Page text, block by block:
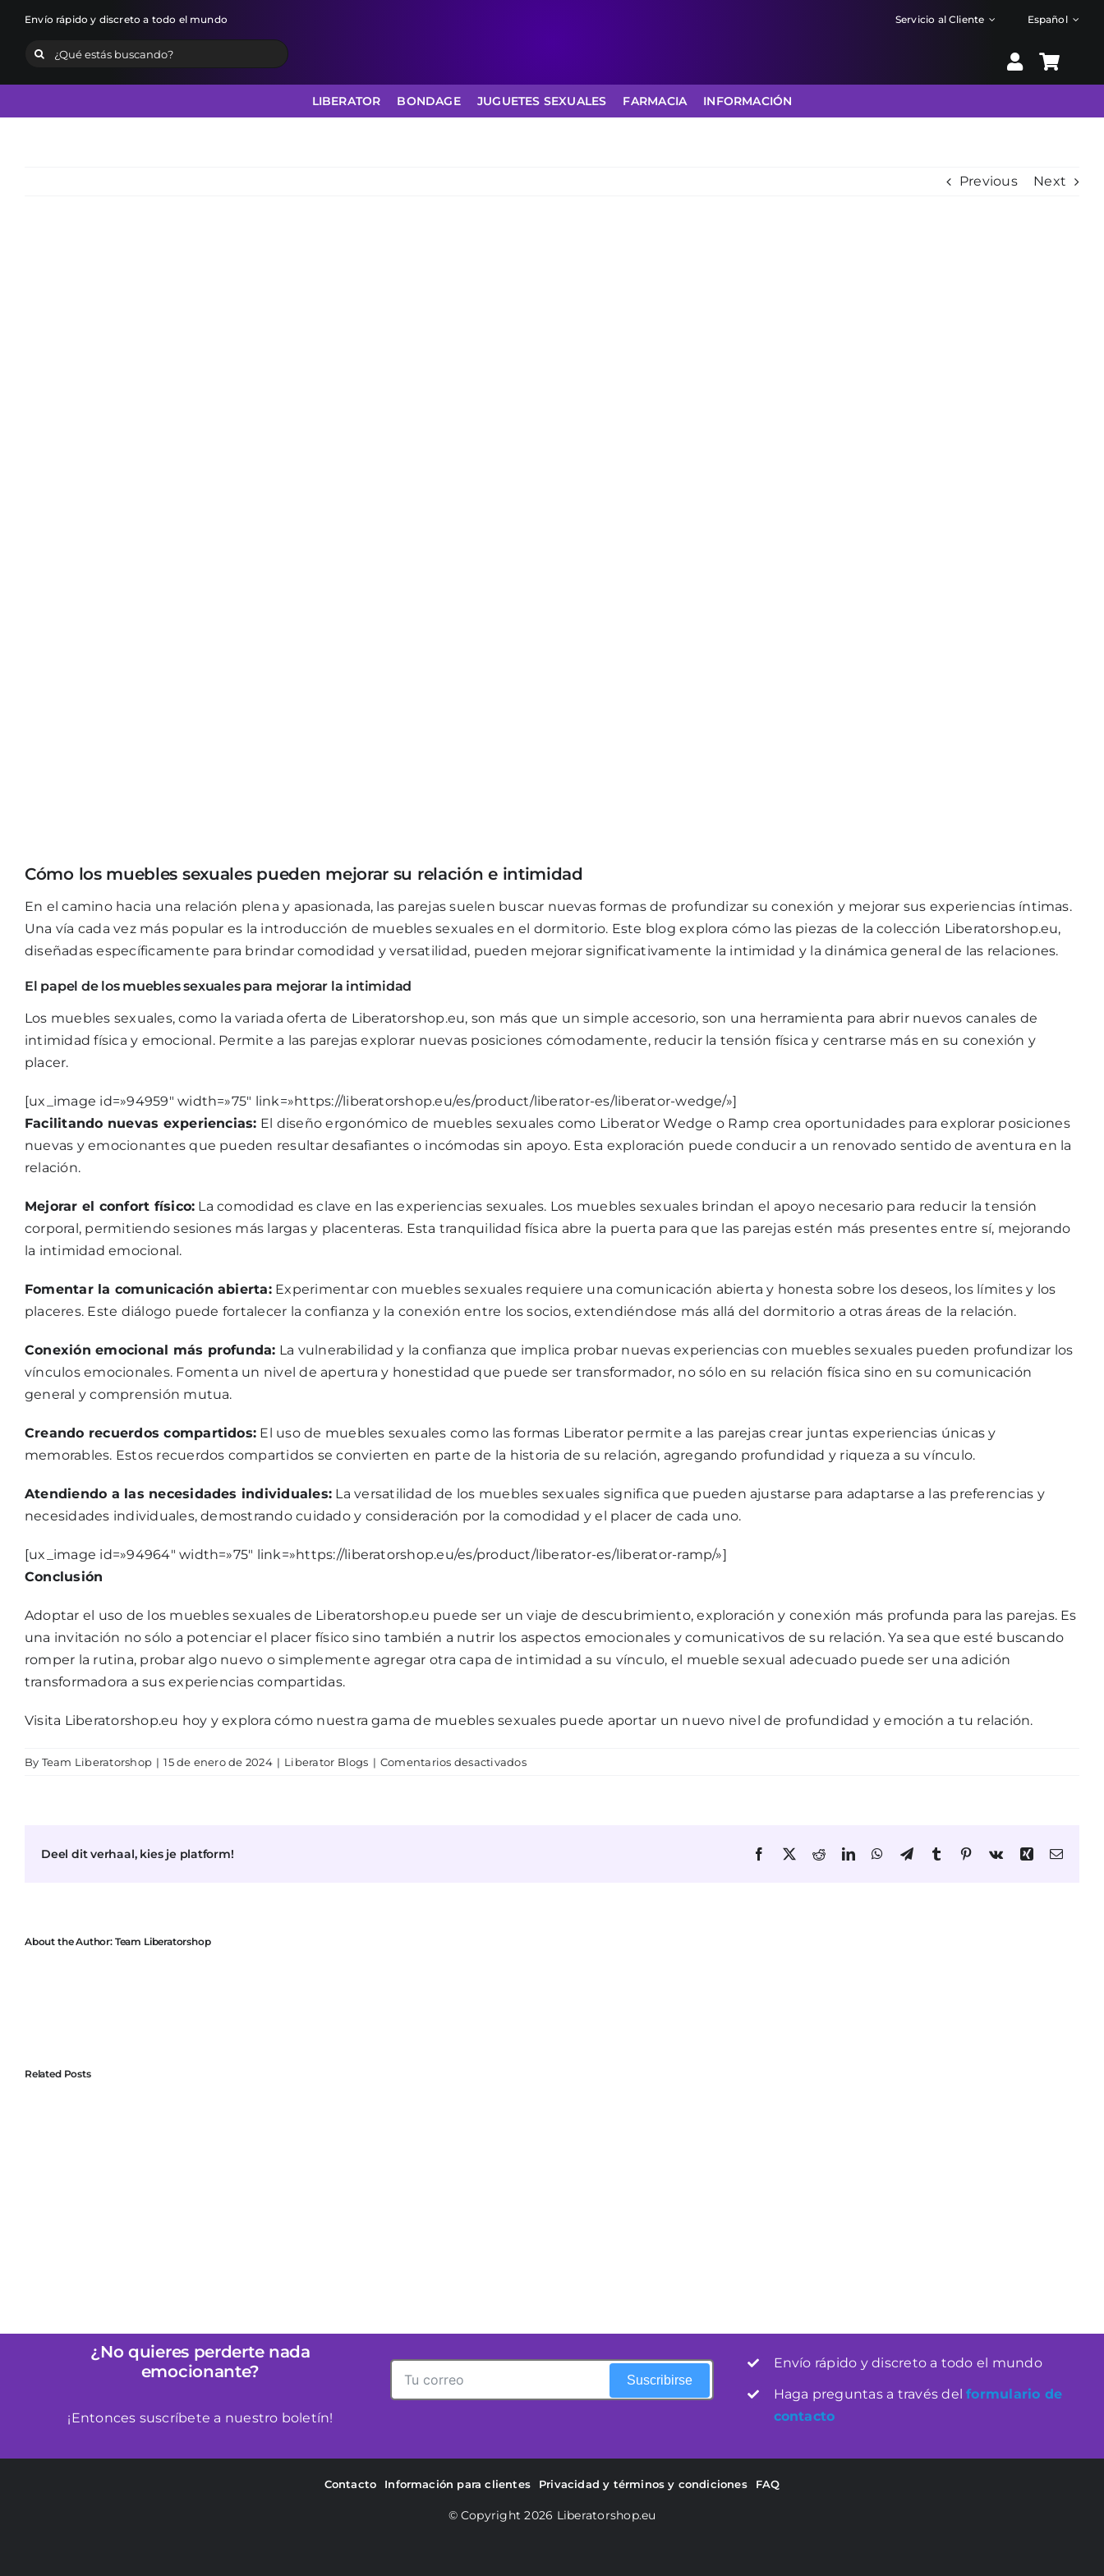
content
Envío rápido y discreto a todo el mundo Servicio al Cliente Español
Search
LIBERATOR BONDAGE JUGUETES SEXUALES FARMACIA INFORMACIÓN
Previous Next
Cómo los muebles sexuales pueden mejorar su relación e intimidad
En el camino hacia una relación plena y apasionada, las parejas suelen buscar nuevas formas de profundizar su conexión y mejorar sus experiencias íntimas.
Una vía cada vez más popular es la introducción de muebles sexuales en el dormitorio. Este blog explora cómo las piezas de la colección Liberatorshop.eu,
diseñadas específicamente para brindar comodidad y versatilidad, pueden mejorar significativamente la intimidad y la dinámica general de las relaciones.
El papel de los muebles sexuales para mejorar la intimidad
Los muebles sexuales, como la variada oferta de Liberatorshop.eu, son más que un simple accesorio, son una herramienta para abrir nuevos canales de
intimidad física y emocional. Permite a las parejas explorar nuevas posiciones cómodamente, reducir la tensión física y centrarse más en su conexión y
placer.
[ux_image id=»94959″ width=»75″ link=»https://liberatorshop.eu/es/product/liberator-es/liberator-wedge/»]
Facilitando nuevas experiencias: El diseño ergonómico de muebles sexuales como LiberatorWedge o Ramp crea oportunidades para explorar posiciones
nuevas y emocionantes que pueden resultar desafiantes o incómodas sin apoyo. Esta exploración puede conducir a un renovado sentido de aventura en la
relación.
Mejorar el confort físico: La comodidad es clave en las experiencias sexuales. Los muebles sexuales brindan el apoyo necesario para reducir la tensión
corporal, permitiendo sesiones más largas y placenteras. Esta tranquilidad física abre la puerta para que las parejas estén más presentes entre sí, mejorando
la intimidad emocional.
Fomentar la comunicación abierta:Experimentar con muebles sexuales requiere una comunicación abierta y honesta sobre los deseos, los límites y los
placeres. Este diálogo puede fortalecer la confianza y la conexión entre los socios, extendiéndose más allá del dormitorio a otras áreas de la relación.
Conexión emocional más profunda: La vulnerabilidad y la confianza que implica probar nuevas experiencias con muebles sexuales pueden profundizar los
vínculos emocionales. Fomenta un nivel de apertura y honestidad que puede ser transformador, no sólo en su relación física sino en su comunicación
general y comprensión mutua.
Creando recuerdos compartidos: El uso de muebles sexuales como las formas Liberator permite a las parejas crear juntas experiencias únicas y
memorables. Estos recuerdos compartidos se convierten en parte de la historia de su relación, agregando profundidad y riqueza a su vínculo.
Atendiendo a las necesidades individuales: La versatilidad de los muebles sexuales significa que pueden ajustarse para adaptarse a las preferencias y
necesidades individuales, demostrando cuidado y consideración por la comodidad y el placer de cada uno.
[ux_image id=»94964″ width=»75″ link=»https://liberatorshop.eu/es/product/liberator-es/liberator-ramp/»]
Conclusión
Adoptar el uso de los muebles sexuales de Liberatorshop.eu puede ser un viaje de descubrimiento, exploración y conexión más profunda para las parejas. Es
una invitación no sólo a potenciar el placer físico sino también a nutrir los aspectos emocionales y comunicativos de su relación. Ya sea que esté buscando
romper la rutina, probar algo nuevo o simplemente agregar otra capa de intimidad a su vínculo, el mueble sexual adecuado puede ser una adición
transformadora a sus experiencias compartidas.
Visita Liberatorshop.eu hoy y explora cómo nuestra gama de muebles sexuales puede aportar un nuevo nivel de profundidad y emoción a tu relación.
By Team Liberatorshop | 15 de enero de 2024 | Liberator Blogs | Comentarios desactivadosen
Deel dit verhaal, kies je platform! Facebook
X RedditLinkedInWhatsApp
TelegramTumblr Pinterest
Vk Xing Email
About the Author: Team Liberatorshop
Related Posts
¿No quieres perderte nada
emocionante?
¡Entonces suscríbete a nuestro boletín!
Suscribirse
Envío rápido y discreto a todo el mundo
Haga preguntas a través delformulario de
contacto
Contacto Información para clientes Privacidad y términos y condiciones FAQ
© Copyright 2026 Liberatorshop.eu